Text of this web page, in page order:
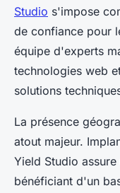
Studio s'impose
de confiance pour
équipe d'experts
technologies web
solutions
La présence
atout majeur.
Yield Studio
bénéficiant d'un